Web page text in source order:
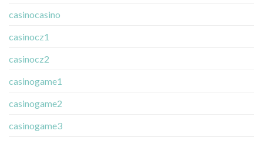
casinocasino
casinocz1
casinocz2
casinogame1
casinogame2
casinogame3